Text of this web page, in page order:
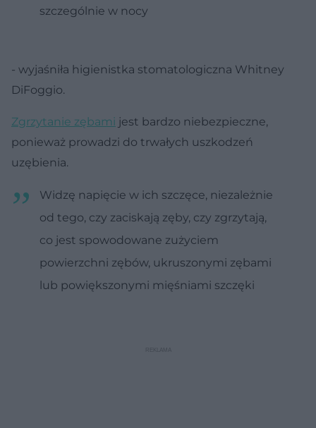
szczególnie w nocy
- wyjaśniła higienistka stomatologiczna Whitney
DiFoggio.
Zgrzytanie zębami jest bardzo niebezpieczne,
ponieważ prowadzi do trwałych uszkodzeń
uzębienia.
Widzę napięcie w ich szczęce, niezależnie
od tego, czy zaciskają zęby, czy zgrzytają,
co jest spowodowane zużyciem
powierzchni zębów, ukruszonymi zębami
lub powiększonymi mięśniami szczęki